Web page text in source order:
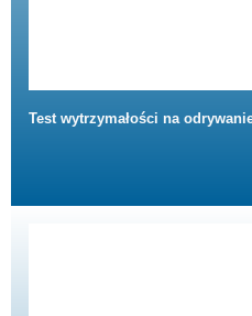
Test wytrzymałości na